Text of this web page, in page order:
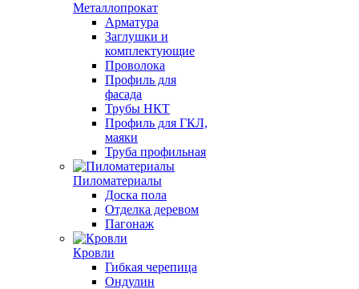
Металлопрокат
Арматура
Заглушки и
комплектующие
Проволока
Профиль для
фасада
Трубы НКТ
Профиль для ГКЛ,
маяки
Труба профильная
Пиломатериалы
Доска пола
Отделка деревом
Пагонаж
Кровли
Гибкая черепица
Ондулин